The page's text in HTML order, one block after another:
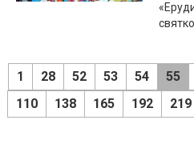
1 28 52 53 54 55
110
138 165 192 219